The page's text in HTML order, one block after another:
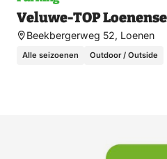
Veluwe-TOP
Beekbergerweg 52, Loenen
Alle seizoenen Outdoor / Outside